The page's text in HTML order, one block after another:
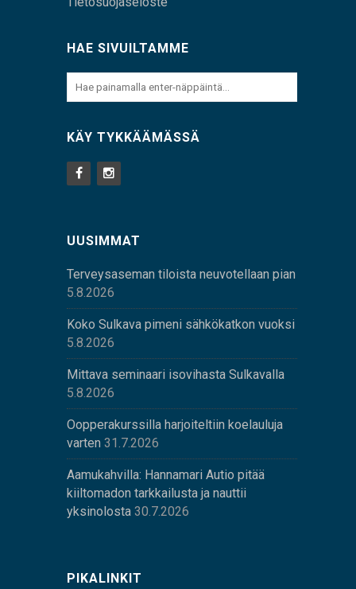
HAE SIVUILTAMME
KÄY TYKKÄÄMÄSSÄ
UUSIMMAT
Terveysaseman tiloista neuvotellaan pian
5.8.2026
Koko Sulkava pimeni sähkökatkon vuoksi
5.8.2026
Mittava seminaari isovihasta Sulkavalla
5.8.2026
Oopperakurssilla harjoiteltiin koelauluja
varten 31.7.2026
Aamukahvilla: Hannamari Autio pitää
kiiltomadon tarkkailusta ja nauttii
yksinolosta 30.7.2026
PIKALINKIT